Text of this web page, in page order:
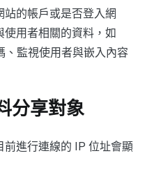
的帳戶或是否登入網
用者相關的資料，如
、監視使用者與嵌入內容
分享對象
進行連線的 IP 位址會顯